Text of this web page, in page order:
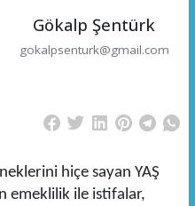
Gökalp Şentürk
gokalpsenturk@gmail.com
hiçe sayan YAŞ
emeklilik ile istifalar,